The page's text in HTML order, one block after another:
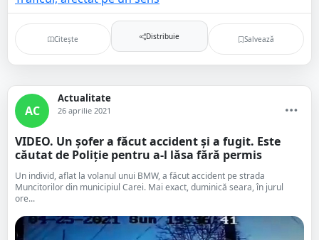
Citește Distribuie Salvează
AC
Actualitate
26 aprilie 2021
VIDEO. Un șofer a făcut accident și a fugit. Este
căutat de Poliție pentru a-l lăsa fără permis
Un individ, aflat la volanul unui BMW, a făcut accident pe strada
Muncitorilor din municipiul Carei. Mai exact, duminică seara, în jurul
ore...